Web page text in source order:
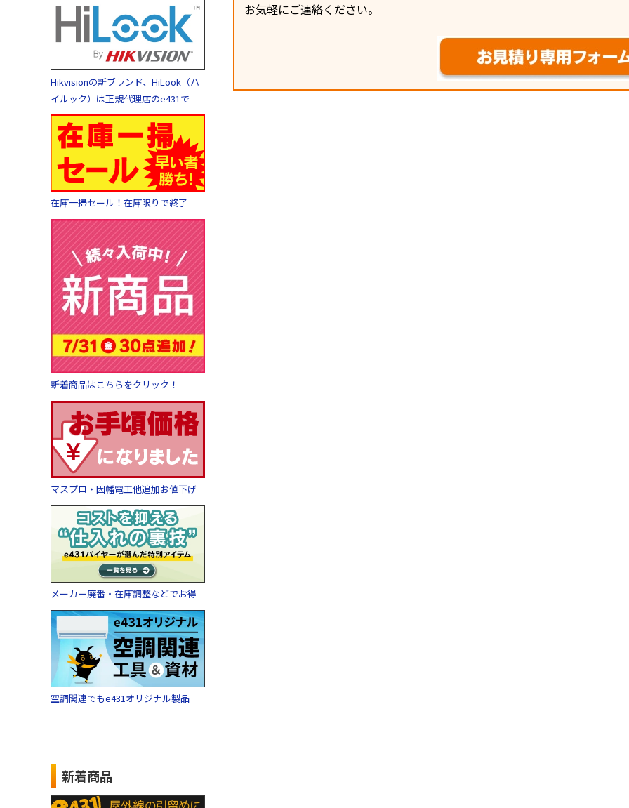
Hikvisionの新ブランド、HiLook（ハ
イルック）は正規代理店のe431で
在庫一掃セール！在庫限りで終了
新着商品はこちらをクリック！
マスプロ・因幡電工他追加お値下げ
メーカー廃番・在庫調整などでお得
空調関連でもe431オリジナル製品
新着商品
お気軽にご連絡ください。